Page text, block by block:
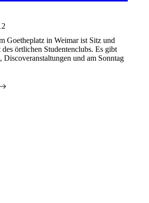
Goetheplatz in Weimar ist Sitz und
des örtlichen Studentenclubs. Es gibt
Discoveranstaltungen und am Sonntag